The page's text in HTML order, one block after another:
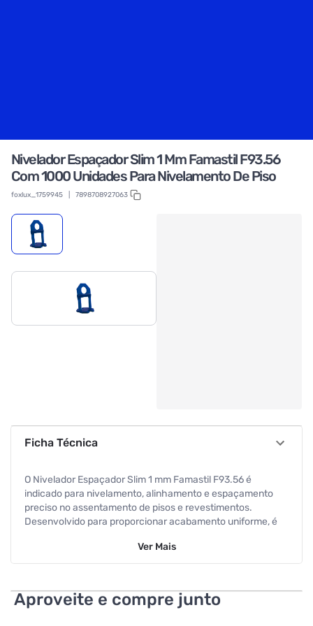
Nivelador Espaçador Slim 1 Mm Famastil F93.56
Com 1000 Unidades Para Nivelamento De Piso
foxlux_1759945 7898708927063
Ficha Técnica
O Nivelador Espaçador Slim 1 mm Famastil F93.56 é
indicado para nivelamento, alinhamento e espaçamento
preciso no assentamento de pisos e revestimentos.
Desenvolvido para proporcionar acabamento uniforme, é
tipos de revestimento. Com espessura de 1 mm, permite
contribui para reduzir desníveis entre as peças, garantindo
melhor alinhamento e uniformidade durante a instalação. O
Ver Mais
Aproveite e compre junto